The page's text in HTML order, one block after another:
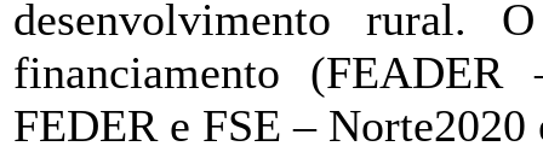
desenvolvimento rural.
financiamento
FEDER e FSE – Norte2020